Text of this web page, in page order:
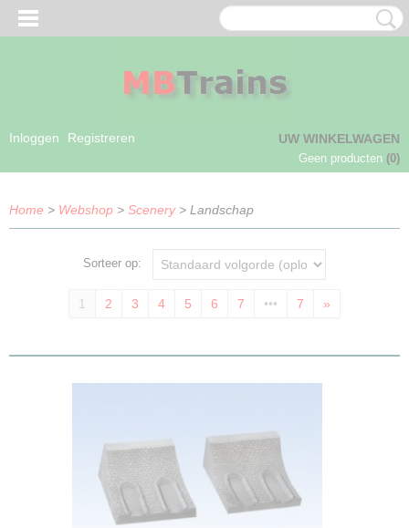
Inloggen Registreren UW WINKELWAGEN
Geen producten (0)
Home > Webshop > Scenery> Landschap
Sorteer op:
1 2 3 4 5 6 7 ••• 7 »